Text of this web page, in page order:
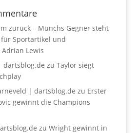
zurück – Münchs Gegner steht
Sportartikel und
Adrian Lewis
dartsblog.de zu Taylor siegt
| dartsblog.de zu Erster
gewinnt die Champions
zu Wright gewinnt in